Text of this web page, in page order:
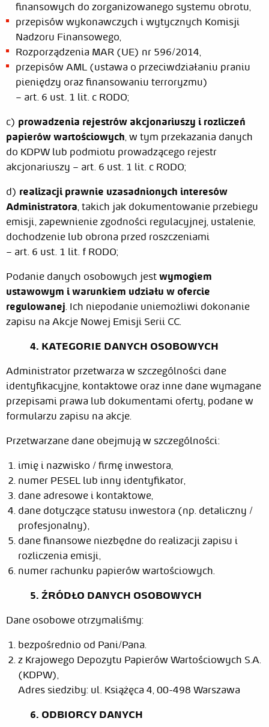
finansowych do zorganizowanego systemu obrotu,
przepisów wykonawczych i wytycznych Komisji
Nadzoru Finansowego,
Rozporządzenia MAR (UE) nr 596/2014,
przepisów AML (ustawa o przeciwdziałaniu praniu
pieniędzy oraz finansowaniu terroryzmu)
– art. 6 ust. 1 lit. c RODO;
c) prowadzenia rejestrów akcjonariuszy i rozliczeń
papierów wartościowych, w tym przekazania danych
do KDPW lub podmiotu prowadzącego rejestr
akcjonariuszy – art. 6 ust. 1 lit. c RODO;
d) realizacji prawnie uzasadnionych interesów
Administratora, takich jak dokumentowanie przebiegu
emisji, zapewnienie zgodności regulacyjnej, ustalenie,
dochodzenie lub obrona przed roszczeniami
– art. 6 ust. 1 lit. f RODO;
Podanie danych osobowych jest wymogiem
ustawowym i warunkiem udziału w ofercie
regulowanej. Ich niepodanie uniemożliwi dokonanie
zapisu na Akcje Nowej Emisji Serii CC.
4. KATEGORIE DANYCH OSOBOWYCH
Administrator przetwarza w szczególności dane
identyfikacyjne, kontaktowe oraz inne dane wymagane
przepisami prawa lub dokumentami oferty, podane w
formularzu zapisu na akcje.
Przetwarzane dane obejmują w szczególności:
imię i nazwisko / firmę inwestora,
numer PESEL lub inny identyfikator,
dane adresowe i kontaktowe,
dane dotyczące statusu inwestora (np. detaliczny /
profesjonalny),
dane finansowe niezbędne do realizacji zapisu i
rozliczenia emisji,
numer rachunku papierów wartościowych.
5. ŹRÓDŁO DANYCH OSOBOWYCH
Dane osobowe otrzymaliśmy:
bezpośrednio od Pani/Pana.
z Krajowego Depozytu Papierów Wartościowych S.A.
(KDPW),
Adres siedziby: ul. Książęca 4, 00-498 Warszawa
6. ODBIORCY DANYCH